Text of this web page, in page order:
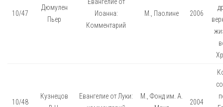
10/47
Дюмулен
Пьер
Иоанна:
Комментарий
М., Паолине 2006
10/48
Кузнецов
Евангелие от Луки:
М., Фонд им. А.
2004